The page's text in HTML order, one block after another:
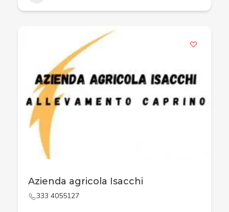
Azienda agricola Isacchi
333 4055127